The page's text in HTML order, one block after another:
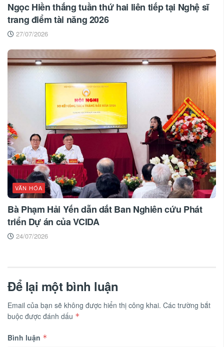
Ngọc Hiền thắng tuần thứ hai liên tiếp tại Nghệ sĩ
trang điểm tài năng 2026
27/07/2026
VĂN HÓA
Bà Phạm Hải Yến dẫn dắt Ban Nghiên cứu Phát
triển Dự án của VCIDA
24/07/2026
Để lại một bình luận
Email của bạn sẽ không được hiển thị công khai. Các trường bắt
buộc được đánh dấu *
Bình luận *